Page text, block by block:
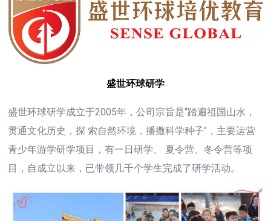
盛世环球研学
盛世环球研学成立于2005年，公司宗旨是“踏遍祖国山水，
贯通文化历史，探 索自然环境，播撒科学种子”，主要运营
青少年游学研学项目，有一日研学、 夏令营、冬令营等项
目，自成立以来，已带领几千个学生完成了研学活动。